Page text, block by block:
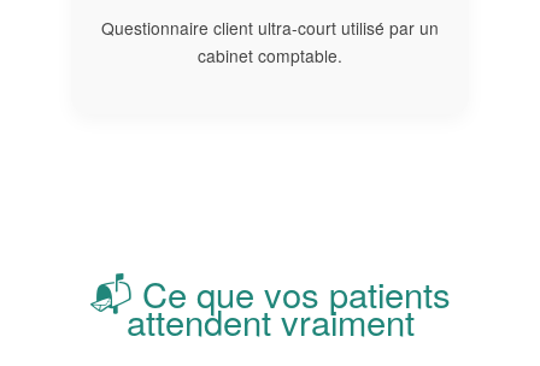
Questionnaire client ultra-court utilisé par un
cabinet comptable.
📬 Ce que vos patients
attendent vraiment